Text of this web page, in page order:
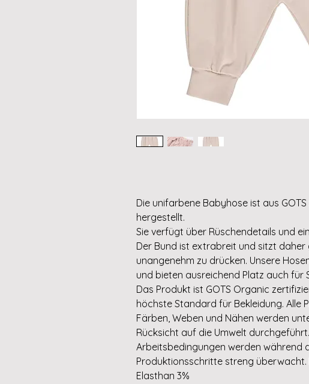
Die unifarbene Babyhose ist aus
hergestellt.
Sie verfügt über Rüschendetails und
Der Bund ist extrabreit und sitzt
unangenehm zu drücken. Unsere
und bieten ausreichend Platz auch für
Das Produkt ist GOTS Organic
höchste Standard für Bekleidung. Alle
Färben, Weben und Nähen werden
Rücksicht auf die Umwelt
Arbeitsbedingungen werden während
Produktionsschritte streng überwacht.
Elasthan 3%